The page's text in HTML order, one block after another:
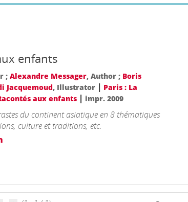
enfants
; Alexandre Messager, Author ; Boris
Jacquemoud, Illustrator | Paris : La
aux enfants| impr. 2009
du continent asiatique en 8 thématiques
culture et traditions, etc.